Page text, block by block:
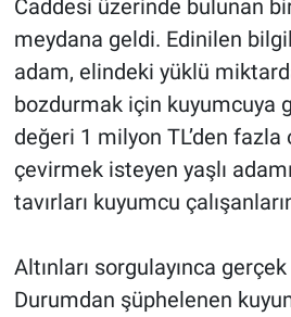
Caddesi üzerinde bulunan
meydana geldi. Edinilen
adam, elindeki yüklü
bozdurmak için kuyumcuya
değeri 1 milyon TL’den fazla
çevirmek isteyen yaşlı
tavırları kuyumcu
Altınları sorgulayınca gerçek
Durumdan şüphelenen